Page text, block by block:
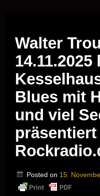
Walter
Blues mit
und viel
Posted on 15.